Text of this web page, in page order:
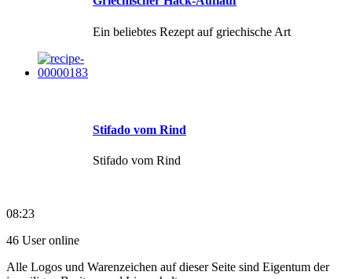
Ein beliebtes Rezept auf griechische Art
Stifado vom Rind
Stifado vom Rind
08:23
46 User online
Alle Logos und Warenzeichen auf dieser Seite sind Eigentum der